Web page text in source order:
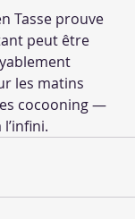
Tasse prouve
peut être
les matins
cocooning —